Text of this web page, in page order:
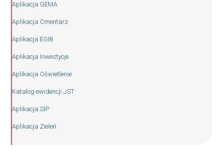
Aplikacja GEMA
Aplikacja Cmentarz
Aplikacja EGIB
Aplikacja Inwestycje
Aplikacja Oświetlenie
Katalog ewidencji JST
Aplikacja SIP
Aplikacja Zieleń